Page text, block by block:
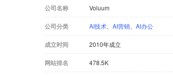
公司名称 Voluum
公司分类 AI技术 AI营销 AI办公
成立时间 2010年成立
网站排名 478.5K